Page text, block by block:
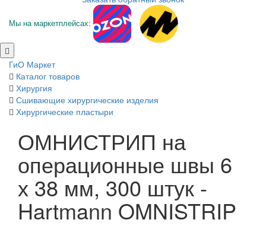
Мы на маркетплейсах:
ГиО Маркет
Каталог товаров
Хирургия
Сшивающие хирургические изделия
Хирургические пластыри
ОМНИСТРИП на
операционные швы 6
х 38 мм, 300 штук -
Hartmann OMNISTRIP